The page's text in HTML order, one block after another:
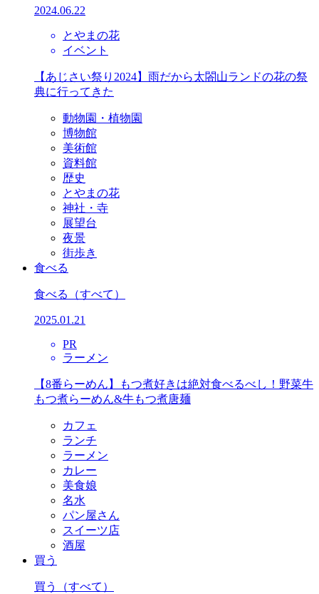
2024.06.22
とやまの花
イベント
【あじさい祭り2024】雨だから太閤山ランドの花の祭
典に行ってきた
動物園・植物園
博物館
美術館
資料館
歴史
とやまの花
神社・寺
展望台
夜景
街歩き
食べる
食べる （すべて）
2025.01.21
PR
ラーメン
【8番らーめん】もつ煮好きは絶対食べるべし！野菜牛
もつ煮らーめん&牛もつ煮唐麺
カフェ
ランチ
ラーメン
カレー
美食娘
名水
パン屋さん
スイーツ店
酒屋
買う
買う （すべて）